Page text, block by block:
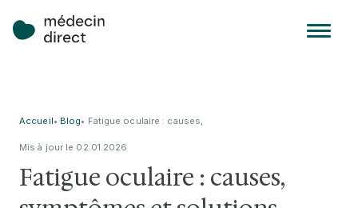
Accueil• Blog• Fatigue oculaire : causes,
Fatigue oculaire : causes,
Mis à jour le 02.01.2026